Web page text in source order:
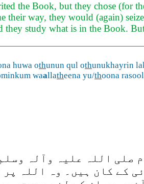
the Book, but they chose (for
way, they would (again)
study what is in the Book.
huwa othunun qul othunukhayrin
waallatheena yu/thoona
صلی اللہ علیہ وآلہ
کے کان ہیں۔ وہ اللہ